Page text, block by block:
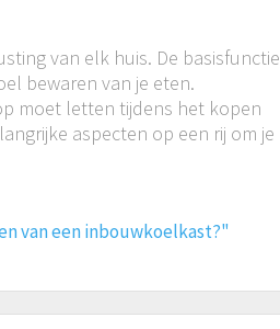
van elk huis. De basisfunctie
bewaren van je eten.
moet letten tijdens het kopen
aspecten op een rij om je
van een inbouwkoelkast?"